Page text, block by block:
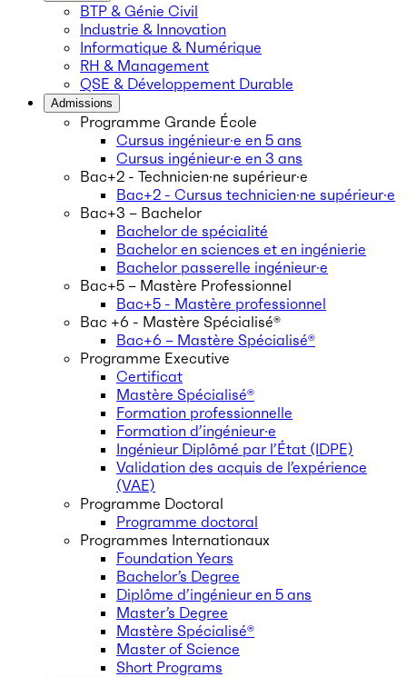
BTP & Génie Civil
Industrie & Innovation
Informatique & Numérique
RH & Management
QSE & Développement Durable
Admissions
Programme Grande École
Cursus ingénieur·e en 5 ans
Cursus ingénieur·e en 3 ans
Bac+2 - Technicien·ne supérieur·e
Bac+2 - Cursus technicien·ne supérieur·e
Bac+3 – Bachelor
Bachelor de spécialité
Bachelor en sciences et en ingénierie
Bachelor passerelle ingénieur·e
Bac+5 – Mastère Professionnel
Bac+5 - Mastère professionnel
Bac +6 - Mastère Spécialisé®
Bac+6 – Mastère Spécialisé®
Programme Executive
Certificat
Mastère Spécialisé®
Formation professionnelle
Formation d’ingénieur·e
Ingénieur Diplômé par l’État (IDPE)
Validation des acquis de l’expérience
(VAE)
Programme Doctoral
Programme doctoral
Programmes Internationaux
Foundation Years
Bachelor’s Degree
Diplôme d’ingénieur en 5 ans
Master’s Degree
Mastère Spécialisé®
Master of Science
Short Programs